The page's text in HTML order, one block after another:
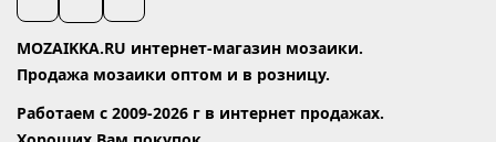
MOZAIKKA.RU интернет-магазин мозаики.
Продажа мозаики оптом и в розницу.
Работаем с 2009-2026 г в интернет продажах.